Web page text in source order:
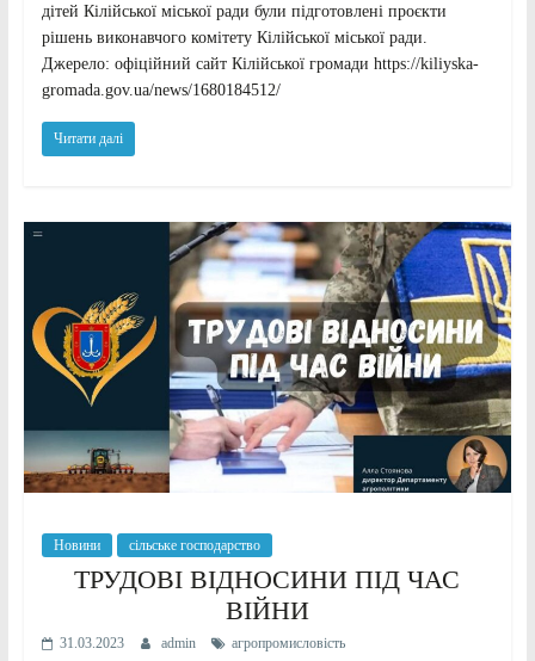
дітей Кілійської міської ради були підготовлені проєкти
рішень виконавчого комітету Кілійської міської ради.
Джерело: офіційний сайт Кілійської громади https://kiliyska-
gromada.gov.ua/news/1680184512/
Читати далі
Новини сільське господарство
ТРУДОВІ ВІДНОСИНИ ПІД ЧАС
ВІЙНИ
31.03.2023 admin агропромисловість